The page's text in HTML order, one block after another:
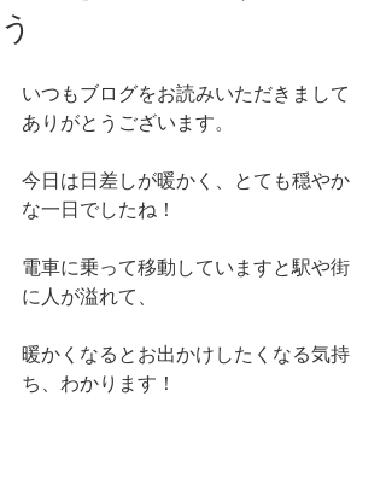
う
いつもブログをお読みいただきまして
ありがとうございます。
今日は日差しが暖かく、とても穏やか
な一日でしたね！
電車に乗って移動していますと駅や街
に人が溢れて、
暖かくなるとお出かけしたくなる気持
ち、わかります！